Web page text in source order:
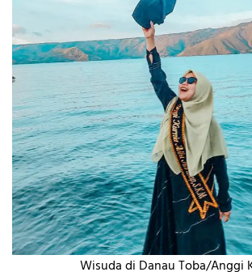
Wisuda di Danau Toba/Anggi